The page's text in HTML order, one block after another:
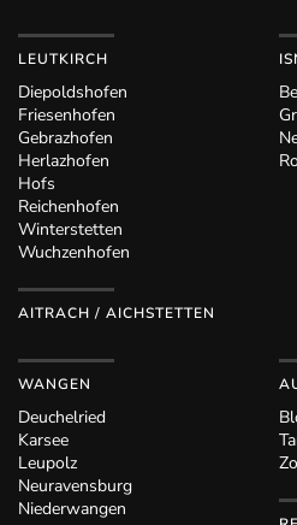
LEUTKIRCH
Diepoldshofen
Friesenhofen
Gebrazhofen
Herlazhofen
Hofs
Reichenhofen
Winterstetten
Wuchzenhofen
AITRACH / AICHSTETTEN
WANGEN
Deuchelried
Karsee
Leupolz
Neuravensburg
Niederwangen